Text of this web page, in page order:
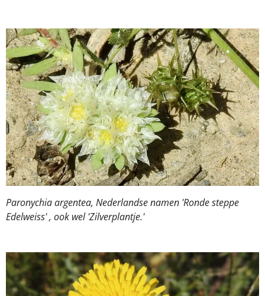
Paronychia argentea, Nederlandse namen 'Ronde steppe
Edelweiss' , ook wel 'Zilverplantje.'